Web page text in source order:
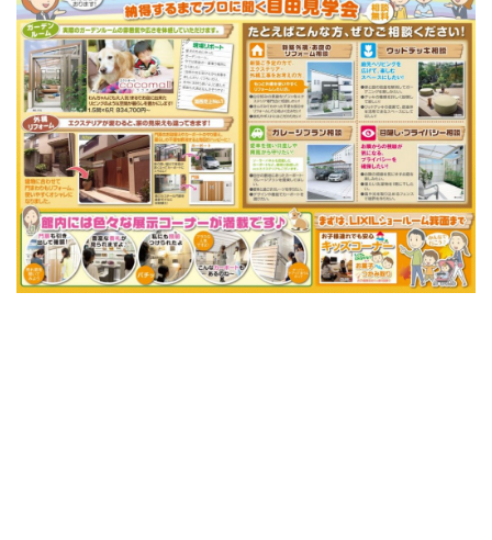
選ばれる理由
新着情報
施工事例
ショールーム案内
会社概要